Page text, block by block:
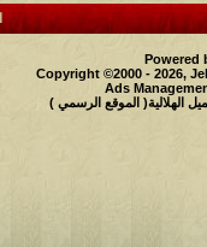
Powered
Copyright ©2000 - 2026,
Ads
الهلالية( الموقع الرسمي )